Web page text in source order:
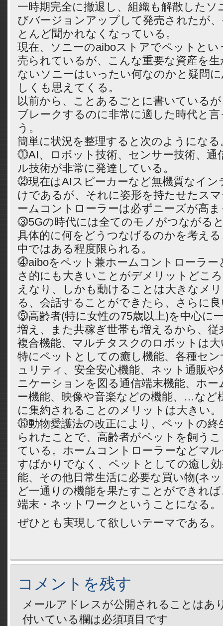
一時期完全に撤退し、組織も解散したソ
びバージョンアップして発売されたが
とんど聞かれなくなっている。
現在、ソニーのaiboストアでペットと
売られているが、こんな重要な資産を
ないソニーはいったい何なのかと疑問
しくも思えてくる。
以前から、ことあるごとに書いている
ブレークするのに非常に適した時代と
う。
簡単に状況を整理すると次のようになる
⓵AI、ロボット技術、センサー技術、通
ル技術が非常に発達している。
⓶現在はAIスピーカーなど無機質なイン
けであるが、それに姿形を持たせたス
ームコントローラーは必ずニーズが高
⓷5Gの時代には全てのモノがつながる
具体的に何をどうつなげるのかを考え
中ではある程度限られる。
⓸aiboをペット兼ホームコントローラー
さ的にも大きいことがデメリットどこ
えなり、しかも動けることは大きなメ
る、会話することができたら、さらに
⓹高齢者(特に女性の75歳以上)を中心に
増え、また共稼ぎ世帯も増えるから、
複合機能、マルチタスクのロボットは
特にペットとしての癒し機能、各種セ
ュリティ、安全安心機能、ネット通販
ニケーションを図る通信端末機能、ホ
ー機能、映像や音楽などの機能、…など
に集約されることのメリットは大きい。
⓺動物愛護法の改正により、ペットの終
られたことで、高齢者がペットを飼う
ている。ホームコントローラーなどマ
すばかりでなく、ペットとしての癒し
能、その他日常生活に必要な買い物(ネ
ど一通りの機能を果たすことができれ
端末・ネットワークということになる。
ぜひとも実現して欲しいテーマである。
コメントを残す
メールアドレスが公開されることはあ
付いている欄は必須項目です